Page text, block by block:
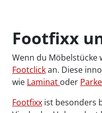
Footfixx
Wenn du Möbelstücke
Footclickan. Diese
wie Laminat oder
Footfixx ist besonders